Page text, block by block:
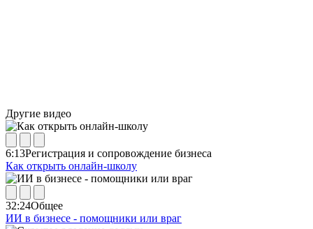
Другие видео
6:13Регистрация и сопровождение бизнеса
Как открыть онлайн-школу
32:24Общее
ИИ в бизнесе - помощники или враг